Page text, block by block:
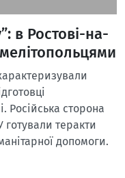
в Ростові-на-
Російська сторона
готували теракти
допомоги.